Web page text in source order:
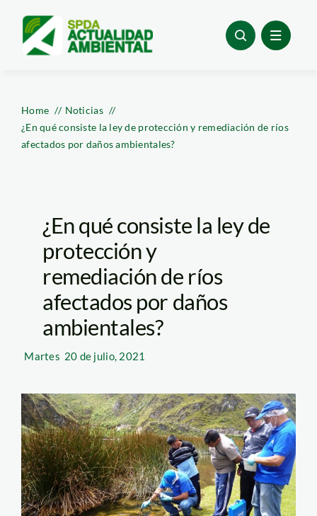
content
Home
Noticias
¿En qué consiste la ley de protección y remediación de ríos
afectados por daños ambientales?
¿En qué consiste la ley de
protección y
remediación de ríos
afectados por daños
ambientales?
Martes 20 de julio, 2021